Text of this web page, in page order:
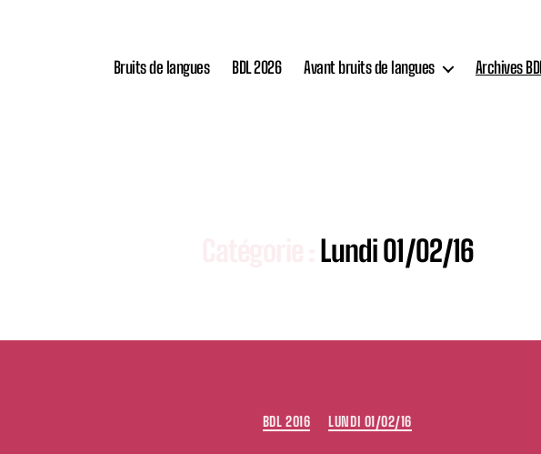
Bruits de langues BDL 2026 Avant bruits de langues Archives
Lundi 01/02/16
Catégories
BDL 2016 LUNDI 01/02/16